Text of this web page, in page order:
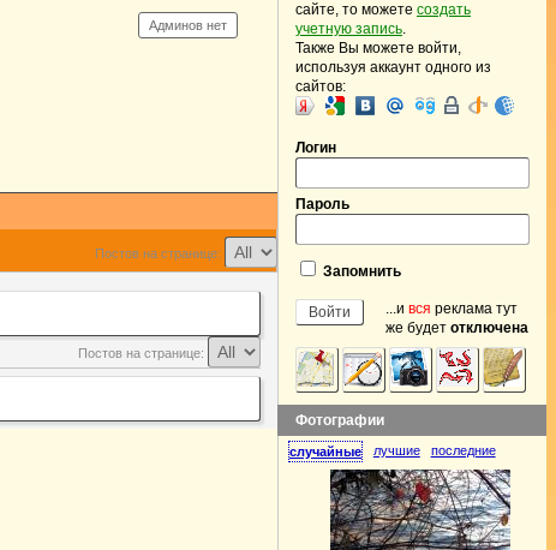
Админов нет
Постов на странице:
Постов на странице:
сайте, то можете создать
учетную запись.
Также Вы можете войти,
используя аккаунт одного из
сайтов:
Логин
Пароль
Запомнить
...и вся реклама тут
же будет отключена
Фотографии
случайные лучшие последние